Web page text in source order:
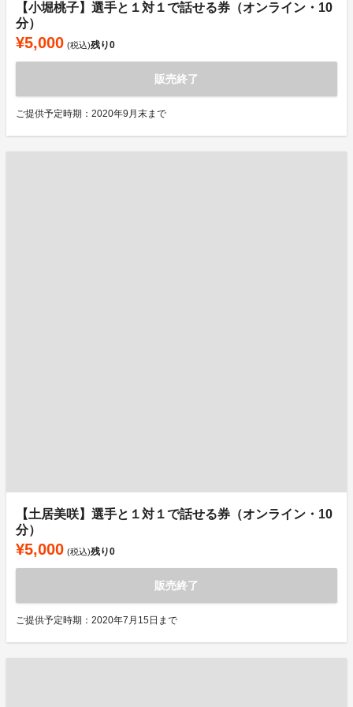
【小堀桃子】選手と１対１で話せる券（オンライン・10
分）
¥5,000 (税込)残り0
販売終了
ご提供予定時期：2020年9月末まで
【土居美咲】選手と１対１で話せる券（オンライン・10
分）
¥5,000 (税込)残り0
販売終了
ご提供予定時期：2020年7月15日まで